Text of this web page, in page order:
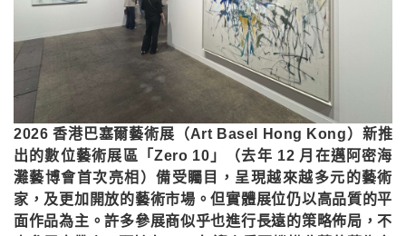
2026 香港巴塞爾藝術展（Art Basel Hong Kong）新推
出的數位藝術展區「Zero 10」（去年 12 月在邁阿密海
灘藝博會首次亮相）備受矚目，呈現越來越多元的藝術
家，及更加開放的藝術市場。但實體展位仍以高品質的平
面作品為主。許多參展商似乎也進行長遠的策略佈局，不